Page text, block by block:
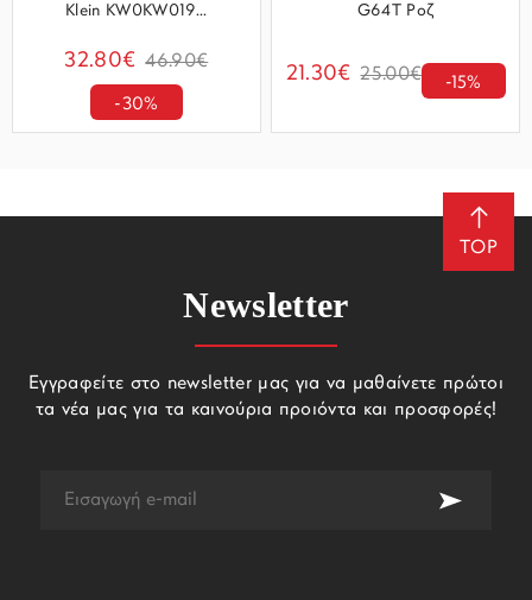
Klein KW0KW019...
32.80€ 46.90€
-30%
G64T Ροζ
21.30€ 25.00€ -15%
TOP
Newsletter
Εγγραφείτε στο newsletter μας για να μαθαίνετε πρώτοι
τα νέα μας για τα καινούρια προιόντα και προσφορές!